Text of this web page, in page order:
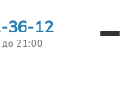
36-12
21:00